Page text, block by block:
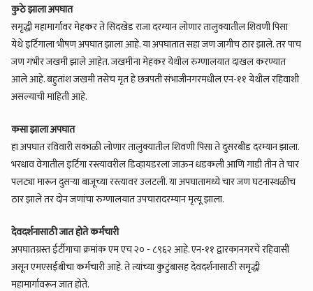
कुठे झाला अपघात
समृद्धी महामार्गावर मेहकर ते सिंदखेड राजा दरम्यान लोणार तालुक्यातील शिवणी पिसा
येथे इर्टिगाला भीषण अपघात झाला आहे. या अपघातात सहा जण जागीच ठार झाले. तर पाच
जण गंभीर जखमी झाले आहेत. जखमींना मेहकर येथील रुग्णालयात दाखल करण्यात
आले आहे. बहुतांश जखमी तसेच मृत हे छत्रपती संभाजीनगरमधील एन-११ येथील रहिवाशी
असल्याची माहिती आहे.
कसा झाला अपघात
हा अपघात रविवारी सकाळी लोणार तालुक्यातील शिवणी पिसा ते दुसरबीड दरम्यान झाला.
भरधाव वेगातील इर्टिगा रस्त्यावरील डिव्हायडरला जाऊन धडकली आणि गाडी तीन ते चार
पलट्या मारून दुसऱ्या बाजूच्या रस्त्यावर उलटली. या अपघातामध्ये चार जण घटनास्थळीच
ठार झाले तर दोन जणांचा रुग्णालयात उपचारादरम्यान मृत्यू झाला.
देवदर्शनासाठी जात होते कर्मचारी
अपघातग्रस्त ईर्टीगाचा क्रमांक एम एच २० - ८९६२ आहे. एन-११ द्वारकानगरचे रहिवासी
असून एमएसईबीचा कर्मचारी आहे. ते त्यांच्या कुटुंबासह देवदर्शनासाठी समृद्धी
महामार्गावरून जात होते.